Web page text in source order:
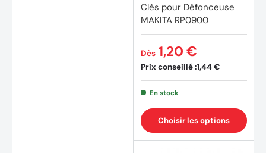
Clés pour Défonceuse
MAKITA RP0900
Prix conseillé :1,44 €
Dès 1,20 €
En stock
Choisir les options